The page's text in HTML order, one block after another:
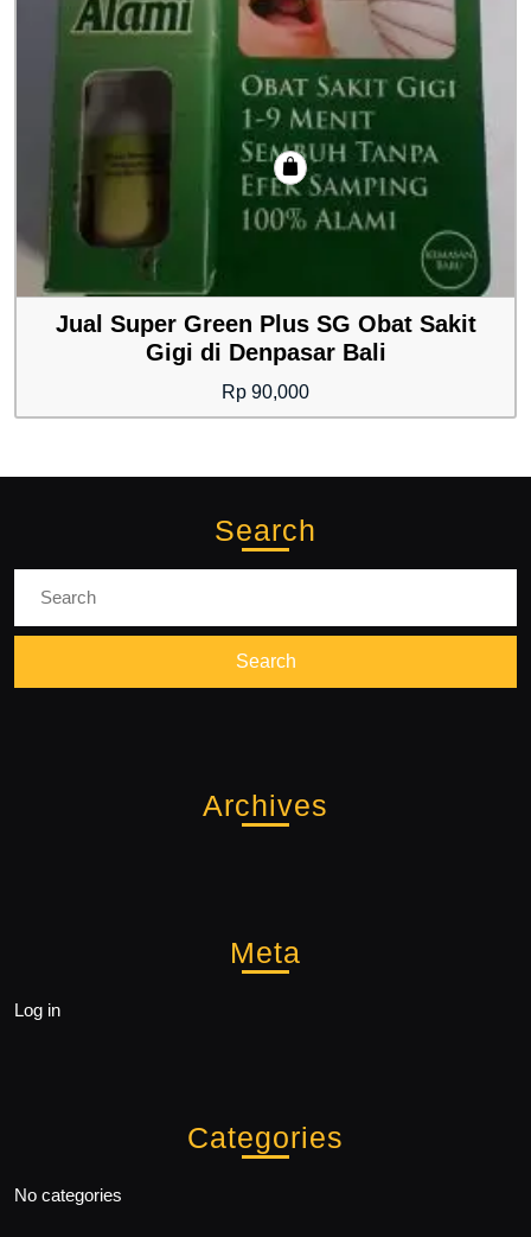
Jual Super Green Plus SG Obat Sakit
Gigi di Denpasar Bali
Rp 90,000
Search
Archives
Meta
Log in
Categories
No categories